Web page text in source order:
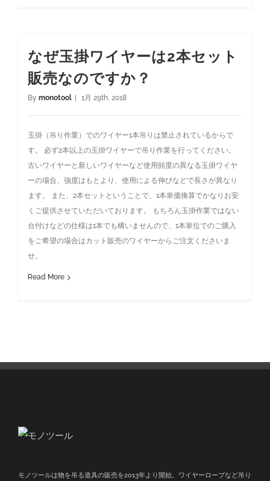
なぜ玉掛ワイヤーは2本セット
販売なのですか？
By monotool 1月 29th, 2018
玉掛（吊り作業）でのワイヤー1本吊りは禁止されているからで
す。 必ず2本以上の玉掛ワイヤーで吊り作業を行ってください。
古いワイヤーと新しいワイヤーなど使用頻度の異なる玉掛ワイヤ
ーの場合、強度はもとより、使用による伸びなどで長さが異なり
ます。 また、2本セットということで、1本単価換算でかなりお安
くご提供させていただいております。 もちろん玉掛作業ではない
台付けなどの仕様は1本でも構いませんので、1本単位でのご購入
をご希望の場合はカット販売のワイヤーからご注文くださいま
せ。
Read More
モノツールは物を吊る道具の販売を2013年より開始。ワイヤーロープなど吊り